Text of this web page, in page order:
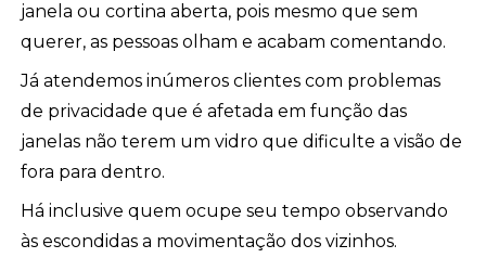
janela ou cortina aberta, pois mesmo que sem
querer, as pessoas olham e acabam comentando.
Já atendemos inúmeros clientes com problemas
de privacidade que é afetada em função das
janelas não terem um vidro que dificulte a visão de
fora para dentro.
Há inclusive quem ocupe seu tempo observando
às escondidas a movimentação dos vizinhos.